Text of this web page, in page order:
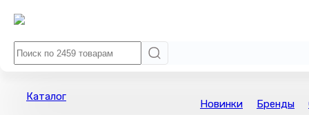
Каталог
Новинки Бренды